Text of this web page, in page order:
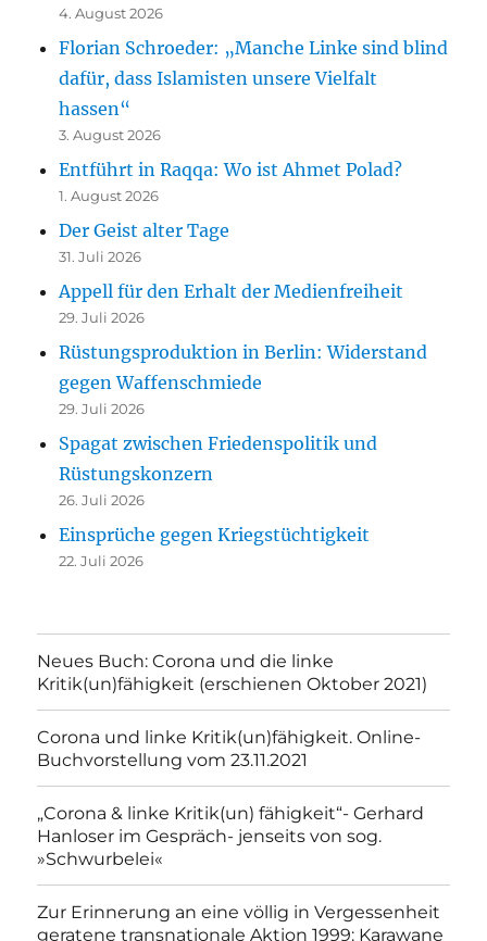
4. August 2026
Florian Schroeder: „Manche Linke sind blind
dafür, dass Islamisten unsere Vielfalt
hassen“
3. August 2026
Entführt in Raqqa: Wo ist Ahmet Polad?
1. August 2026
Der Geist alter Tage
31. Juli 2026
Appell für den Erhalt der Medienfreiheit
29. Juli 2026
Rüstungsproduktion in Berlin: Widerstand
gegen Waffenschmiede
29. Juli 2026
Spagat zwischen Friedenspolitik und
Rüstungskonzern
26. Juli 2026
Einsprüche gegen Kriegstüchtigkeit
22. Juli 2026
Neues Buch: Corona und die linke
Kritik(un)fähigkeit (erschienen Oktober 2021)
Corona und linke Kritik(un)fähigkeit. Online-
Buchvorstellung vom 23.11.2021
„Corona & linke Kritik(un) fähigkeit“- Gerhard
Hanloser im Gespräch- jenseits von sog.
»Schwurbelei«
Zur Erinnerung an eine völlig in Vergessenheit
geratene transnationale Aktion 1999: Karawane